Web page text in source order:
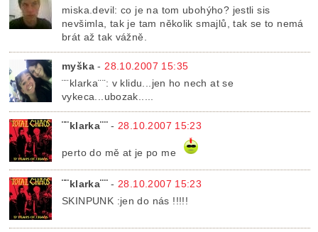
miska.devil: co je na tom ubohýho? jestli sis
nevšimla, tak je tam několik smajlů, tak se to nemá
brát až tak vážně.
myška - 28.10.2007 15:35
¨¨klarka¨¨: v klidu...jen ho nech at se
vykeca...ubozak.....
¨¨klarka¨¨-28.10.2007 15:23
perto do mě at je po me
¨¨klarka¨¨-28.10.2007 15:23
SKINPUNK :jen do nás !!!!!